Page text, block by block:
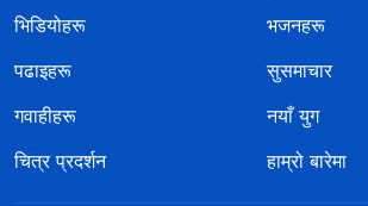
भिडियोहरू
भजनहरू
पढाइहरू
सुसमाचार
गवाहीहरू
नयाँ युग
चित्र प्रदर्शन
हाम्रो बारेमा